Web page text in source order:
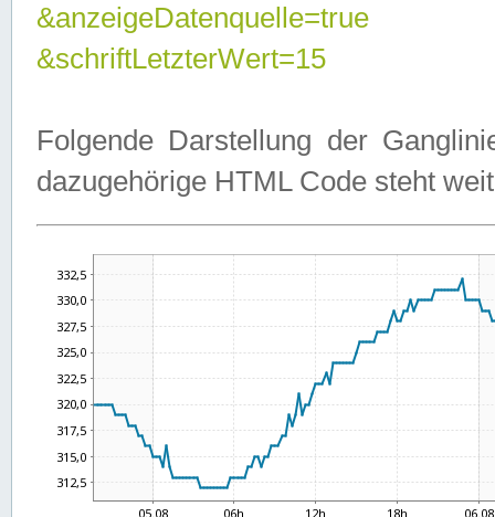
&anzeigeDatenquelle=true
&schriftLetzterWert=15
Folgende Darstellung der
dazugehörige HTML Code steht